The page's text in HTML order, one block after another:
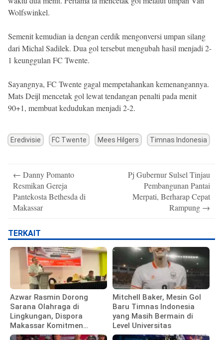
Wolfswinkel.
Semenit kemudian ia dengan cerdik mengonversi umpan silang
dari Michal Sadilek. Dua gol tersebut mengubah hasil menjadi 2-
1 keunggulan FC Twente.
Sayangnya, FC Twente gagal mempetahankan kemenangannya.
Mats Deijl mencetak gol lewat tendangan penalti pada menit
90+1, membuat kedudukan menjadi 2-2.
Eredivisie FC Twente Mees Hilgers Timnas Indonesia
navigation
← Danny Pomanto
Resmikan Gereja
Pantekosta Bethesda di
Makassar
Pj Gubernur Sulsel Tinjau
Pembangunan Pantai
Merpati, Berharap Cepat
Rampung →
TERKAIT
Azwar Rasmin Dorong
Sarana Olahraga di
Lingkungan, Dispora
Makassar Komitmen
Bangun Fasilitas
Mitchell Baker, Mesin Gol
Baru Timnas Indonesia
yang Masih Bermain di
Level Universitas